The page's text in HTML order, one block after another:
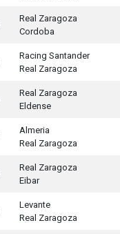
Real Zaragoza
Cordoba
Racing Santander
Real Zaragoza
Real Zaragoza
Eldense
Almeria
Real Zaragoza
Real Zaragoza
Eibar
Levante
Real Zaragoza